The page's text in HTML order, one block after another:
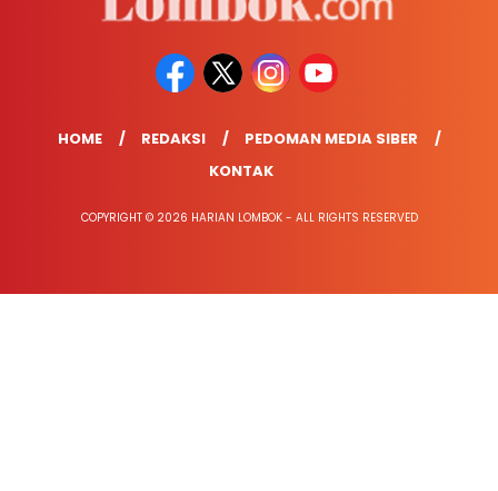
HOME REDAKSI
PEDOMAN MEDIA SIBER
KONTAK
COPYRIGHT © 2026 HARIAN LOMBOK - ALL RIGHTS RESERVED